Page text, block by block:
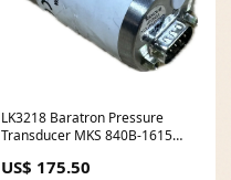
LK3218 Baratron Pressure
Transducer MKS 840B-16154
US$ 175.50